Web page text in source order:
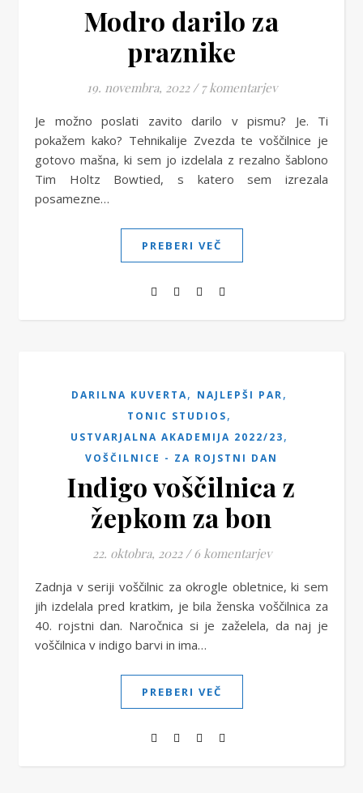
Modro darilo za
praznike
19. novembra, 2022 / 7 komentarjev
Je možno poslati zavito darilo v pismu? Je. Ti
pokažem kako? Tehnikalije Zvezda te voščilnice je
gotovo mašna, ki sem jo izdelala z rezalno šablono
Tim Holtz Bowtied, s katero sem izrezala
posamezne…
PREBERI VEČ
DARILNA KUVERTA, NAJLEPŠI PAR,
TONIC STUDIOS,
USTVARJALNA AKADEMIJA 2022/23,
VOŠČILNICE - ZA ROJSTNI DAN
Indigo voščilnica z
žepkom za bon
22. oktobra, 2022 / 6 komentarjev
Zadnja v seriji voščilnic za okrogle obletnice, ki sem
jih izdelala pred kratkim, je bila ženska voščilnica za
40. rojstni dan. Naročnica si je zaželela, da naj je
voščilnica v indigo barvi in ima…
PREBERI VEČ